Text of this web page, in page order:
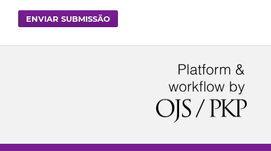
ENVIAR SUBMISSÃO